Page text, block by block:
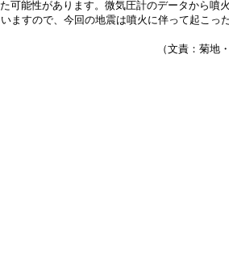
可能性があります。微気圧計のデータから噴
ますので、今回の地震は噴火に伴って起こっ
菊地・山中